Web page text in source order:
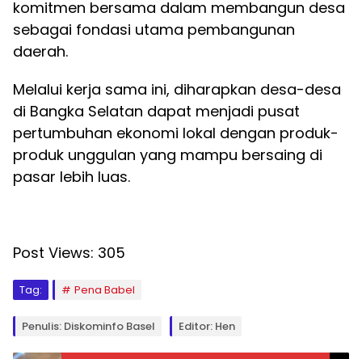
komitmen bersama dalam membangun desa
sebagai fondasi utama pembangunan
daerah.
Melalui kerja sama ini, diharapkan desa-desa
di Bangka Selatan dapat menjadi pusat
pertumbuhan ekonomi lokal dengan produk-
produk unggulan yang mampu bersaing di
pasar lebih luas.
Post Views: 305
Tag: Pena Babel
Penulis: Diskominfo Basel Editor: Hen